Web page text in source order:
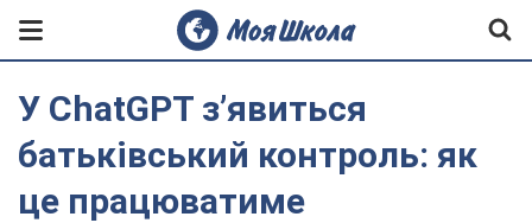
У ChatGPT з’явиться
батьківський контроль: як
це працюватиме